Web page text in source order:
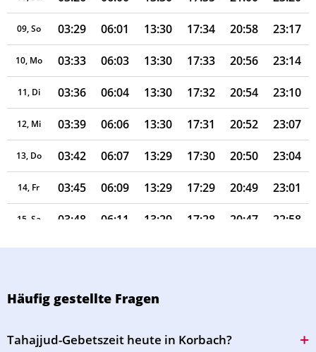
09, So 03:29 06:01 13:30 17:34 20:58 23:17
10, Mo 03:33 06:03 13:30 17:33 20:56 23:14
11, Di 03:36 06:04 13:30 17:32 20:54 23:10
12, Mi 03:39 06:06 13:30 17:31 20:52 23:07
13, Do 03:42 06:07 13:29 17:30 20:50 23:04
14, Fr 03:45 06:09 13:29 17:29 20:49 23:01
15, Sa 03:48 06:11 13:29 17:28 20:47 22:58
16, So 03:51 06:12 13:29 17:27 20:45 22:54
19, Mi 04:00 06:17 13:28 17:24
Häufig gestellte Fragen
Tahajjud-Gebetszeit heute in Korbach?